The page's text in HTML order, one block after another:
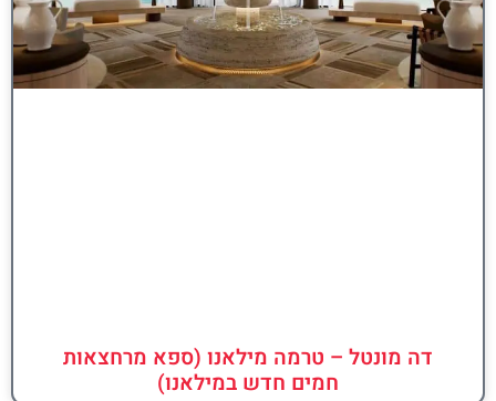
דה מונטל – טרמה מילאנו (ספא מרחצאות
חמים חדש במילאנו)